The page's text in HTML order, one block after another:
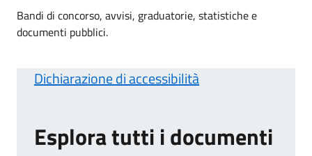
Bandi di concorso, avvisi, graduatorie, statistiche e
documenti pubblici.
Dichiarazione di accessibilità
Esplora tutti i documenti